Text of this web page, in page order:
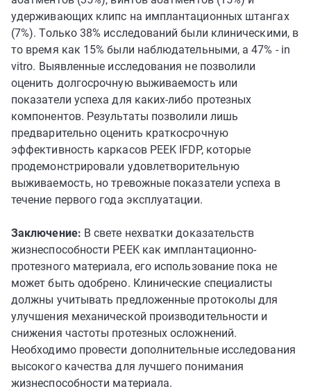
удерживающих клипс на имплантационных штангах
(7%). Только 38% исследований были клиническими, в
то время как 15% были наблюдательными, а 47% - in
vitro. Выявленные исследования не позволили
оценить долгосрочную выживаемость или
показатели успеха для каких-либо протезных
компонентов. Результаты позволили лишь
предварительно оценить краткосрочную
эффективность каркасов PEEK IFDP, которые
продемонстрировали удовлетворительную
выживаемость, но тревожные показатели успеха в
течение первого года эксплуатации.
Заключение: В свете нехватки доказательств
жизнеспособности PEEK как имплантационно-
протезного материала, его использование пока не
может быть одобрено. Клинические специалисты
должны учитывать предложенные протоколы для
улучшения механической производительности и
снижения частоты протезных осложнений.
Необходимо провести дополнительные исследования
высокого качества для лучшего понимания
жизнеспособности материала.